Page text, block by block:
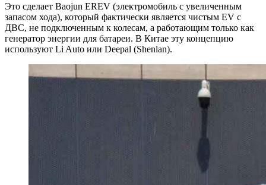
Это сделает Baojun EREV (электромобиль с увеличенным
запасом хода), который фактически является чистым EV с
ДВС, не подключенным к колесам, а работающим только как
генератор энергии для батареи. В Китае эту концепцию
используют Li Auto или Deepal (Shenlan).